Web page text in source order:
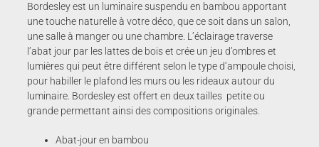
Bordesley est un luminaire suspendu en bambou apportant
une touche naturelle à votre déco, que ce soit dans un salon,
une salle à manger ou une chambre. L’éclairage traverse
l’abat jour par les lattes de bois et crée un jeu d’ombres et
lumières qui peut être différent selon le type d’ampoule choisi,
pour habiller le plafond les murs ou les rideaux autour du
luminaire. Bordesley est offert en deux tailles petite ou
grande permettant ainsi des compositions originales.
Abat-jour en bambou